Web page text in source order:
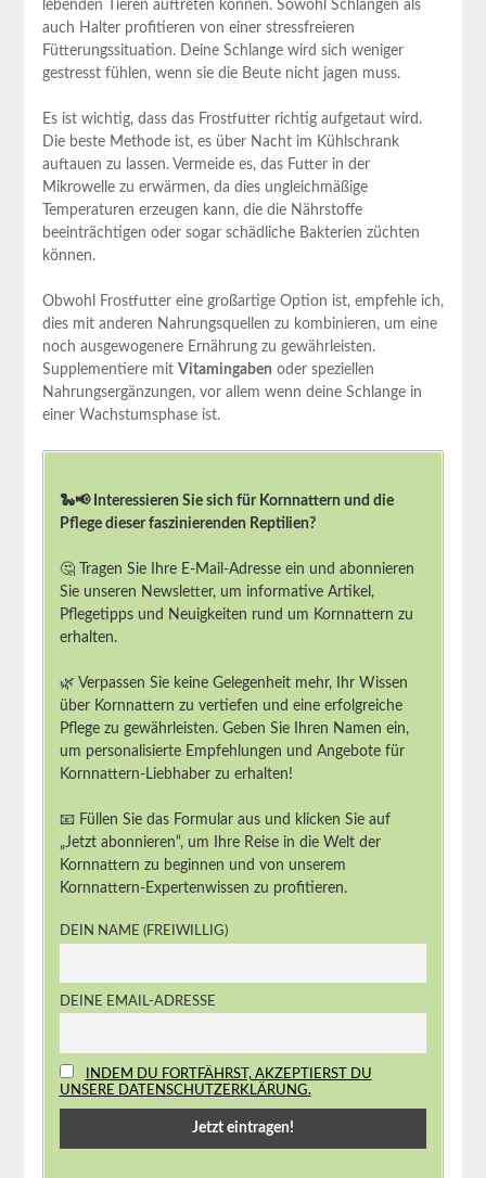
lebenden Tieren auftreten können.‍ Sowohl Schlangen als
auch Halter profitieren von einer stressfreieren
Fütterungssituation. Deine ⁣Schlange wird sich weniger
gestresst fühlen, wenn sie die Beute ‍nicht ⁤jagen muss.
Es ist‌ wichtig,⁤ dass das ​Frostfutter richtig aufgetaut wird.
Die beste Methode ist, es ⁢über ⁣Nacht ⁢im ​Kühlschrank
auftauen zu lassen. Vermeide es,⁢ das Futter in der
Mikrowelle ​zu‍ erwärmen, da dies ungleichmäßige
Temperaturen erzeugen⁢ kann, die die ⁣Nährstoffe‌
beeinträchtigen oder⁢ sogar schädliche Bakterien ‍züchten
können.
Obwohl Frostfutter ‌eine großartige Option ist, empfehle ich,
dies⁤ mit anderen Nahrungsquellen zu kombinieren, um eine
‌noch ausgewogenere Ernährung zu gewährleisten.‌
Supplementiere mit‍ Vitamingaben oder speziellen
Nahrungsergänzungen, vor ⁤allem wenn ​deine Schlange in
einer Wachstumsphase ist.
🐍📢 Interessieren Sie sich für Kornnattern und die
Pflege dieser faszinierenden Reptilien?
🤔 Tragen Sie Ihre E-Mail-Adresse ein und abonnieren
Sie unseren Newsletter, um informative Artikel,
Pflegetipps und Neuigkeiten rund um Kornnattern zu
erhalten.
🌿 Verpassen Sie keine Gelegenheit mehr, Ihr Wissen
über Kornnattern zu vertiefen und eine erfolgreiche
Pflege zu gewährleisten. Geben Sie Ihren Namen ein,
um personalisierte Empfehlungen und Angebote für
Kornnattern-Liebhaber zu erhalten!
📧 Füllen Sie das Formular aus und klicken Sie auf
„Jetzt abonnieren“, um Ihre Reise in die Welt der
Kornnattern zu beginnen und von unserem
Kornnattern-Expertenwissen zu profitieren.
DEIN NAME (FREIWILLIG)
DEINE EMAIL-ADRESSE
INDEM DU FORTFÄHRST, AKZEPTIERST DU
UNSERE DATENSCHUTZERKLÄRUNG.